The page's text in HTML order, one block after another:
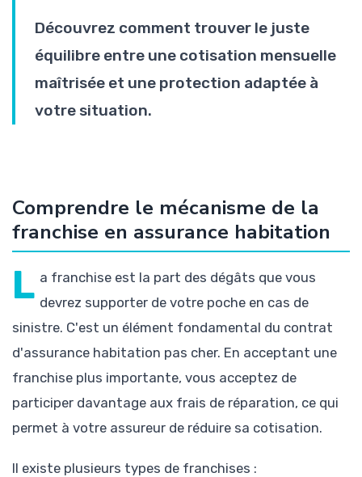
Découvrez comment trouver le juste
équilibre entre une cotisation mensuelle
maîtrisée et une protection adaptée à
votre situation.
Comprendre le mécanisme de la
franchise en assurance habitation
L a franchise est la part des dégâts que vous
devrez supporter de votre poche en cas de
sinistre. C'est un élément fondamental du contrat
d'assurance habitation pas cher. En acceptant une
franchise plus importante, vous acceptez de
participer davantage aux frais de réparation, ce qui
permet à votre assureur de réduire sa cotisation.
Il existe plusieurs types de franchises :